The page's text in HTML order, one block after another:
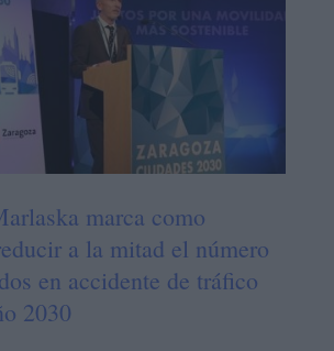
marca como
a la mitad el número
en accidente de tráfico
2030